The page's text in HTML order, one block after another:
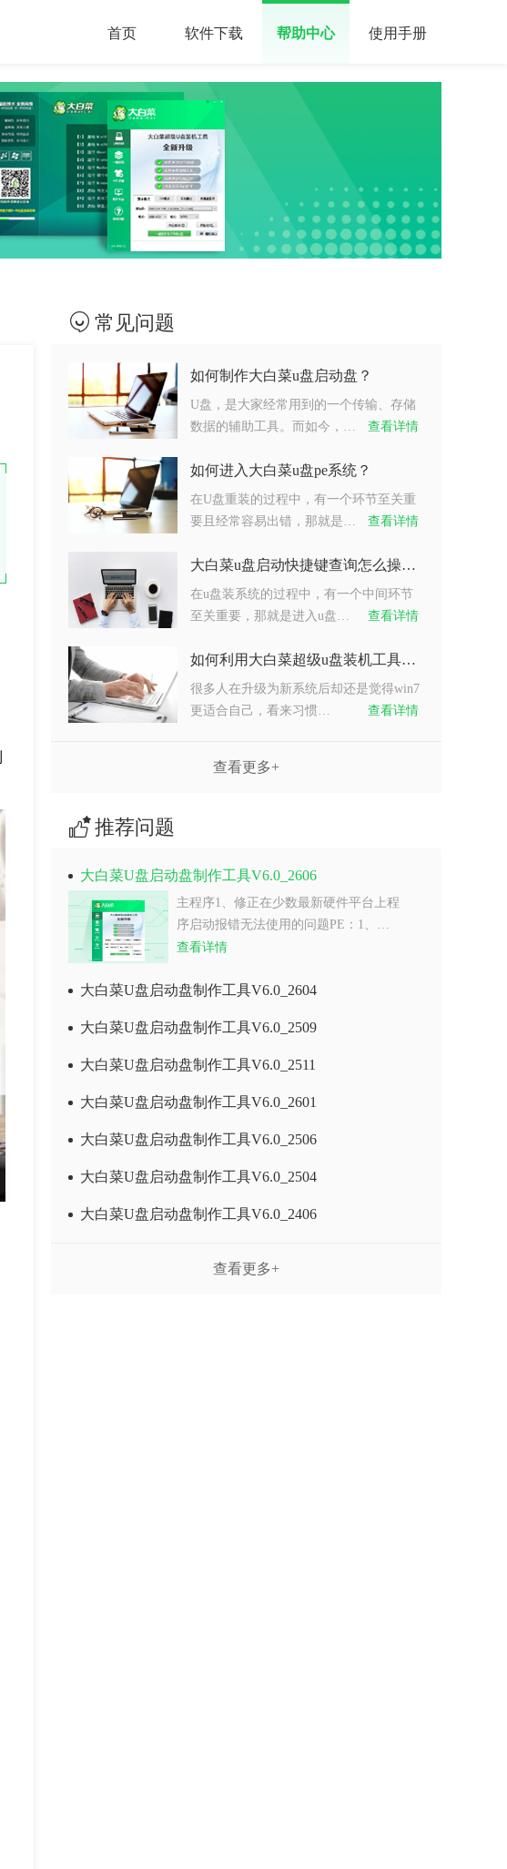
首页 软件下载 帮助中心 使用手册
常见问题
如何制作大白菜u盘启动盘？
U盘，是大家经常用到的一个传输、存储
数据的辅助工具。而如今，…
查看详情
如何进入大白菜u盘pe系统？
在U盘重装的过程中，有一个环节至关重
要且经常容易出错，那就是…
查看详情
大白菜u盘启动快捷键查询怎么操作？
在u盘装系统的过程中，有一个中间环节
至关重要，那就是进入u盘…
查看详情
如何利用大白菜超级u盘装机工具重装系统win7？
很多人在升级为新系统后却还是觉得win7
更适合自己，看来习惯…
查看详情
查看更多+
推荐问题
大白菜U盘启动盘制作工具V6.0_2606
主程序1、修正在少数最新硬件平台上程
序启动报错无法使用的问题PE：1、…
查看详情
大白菜U盘启动盘制作工具V6.0_2604
大白菜U盘启动盘制作工具V6.0_2509
大白菜U盘启动盘制作工具V6.0_2511
大白菜U盘启动盘制作工具V6.0_2601
大白菜U盘启动盘制作工具V6.0_2506
大白菜U盘启动盘制作工具V6.0_2504
大白菜U盘启动盘制作工具V6.0_2406
查看更多+